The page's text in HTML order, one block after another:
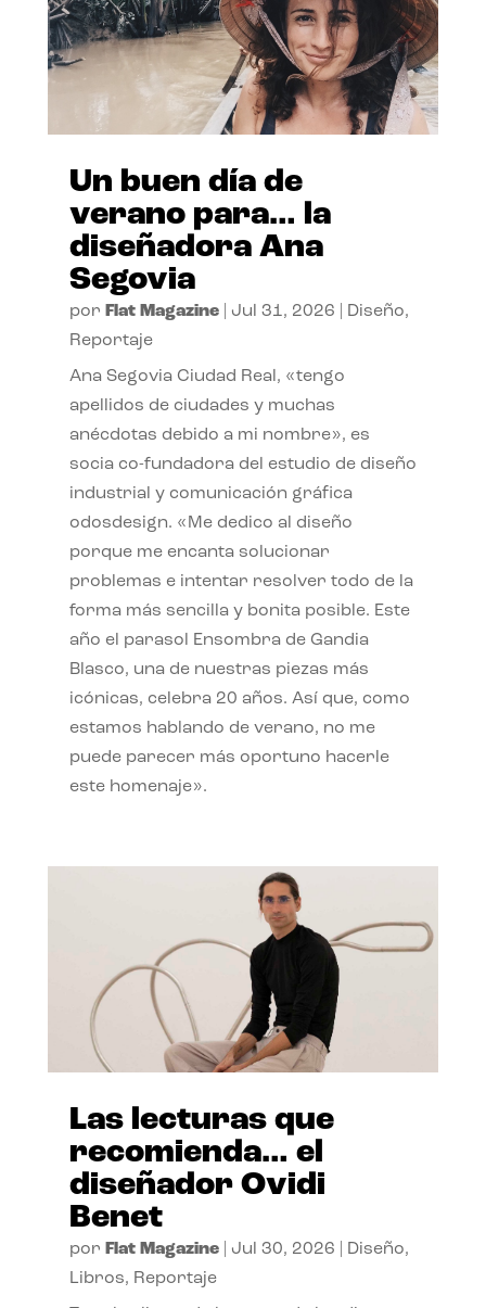
Un buen día de
verano para… la
diseñadora Ana
Segovia
por Flat Magazine| Jul 31, 2026 Diseño,
Reportaje
Ana Segovia Ciudad Real, «tengo
apellidos de ciudades y muchas
anécdotas debido a mi nombre», es
socia co-fundadora del estudio de diseño
industrial y comunicación gráfica
odosdesign. «Me dedico al diseño
porque me encanta solucionar
problemas e intentar resolver todo de la
forma más sencilla y bonita posible. Este
año el parasol Ensombra de Gandia
Blasco, una de nuestras piezas más
icónicas, celebra 20 años. Así que, como
estamos hablando de verano, no me
puede parecer más oportuno hacerle
este homenaje».
Las lecturas que
recomienda… el
diseñador Ovidi
Benet
por Flat Magazine| Jul 30, 2026 Diseño,
Libros, Reportaje